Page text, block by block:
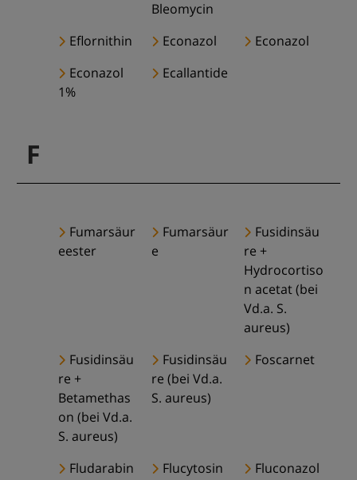
Bleomycin
Eflornithin
Econazol
Econazol
Econazol
1%
Ecallantide
F
Fumarsäur
eester
Fumarsäur
e
Fusidinsäu
re +
Hydrocortiso
n acetat (bei
Vd.a. S.
aureus)
Fusidinsäu
re +
Betamethas
on (bei Vd.a.
S. aureus)
Fusidinsäu
re (bei Vd.a.
S. aureus)
Foscarnet
Fludarabin Flucytosin
Fluconazol